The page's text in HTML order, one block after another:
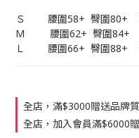
Ｓ        腰圍58+  臀圍80+
M         腰圍62+  臀圍84+
Ｌ        腰圍66+  臀圍88+
全店，滿$3000贈送品牌
全店，加入會員滿$6000